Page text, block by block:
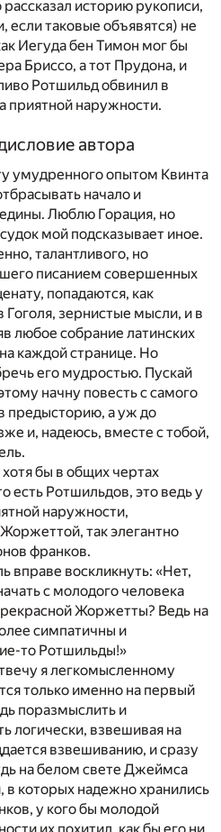
историю рукописи,
если таковые объявятся) не
Иегуда бен Тимон мог бы
Бриссо, а тот Прудона, и
Ротшильд обвинил в
приятной наружности.
автора
умудренного опытом Квинта
начало и
Люблю Горация, но
мой подсказывает иное.
талантливого, но
писанием совершенных
попадаются, как
Гоголя, зернистые мысли, и в
любое собрание латинских
каждой странице. Но
его мудростью. Пускай
начну повесть с самого
предысторию, а уж до
и, надеюсь, вместе с тобой,
бы в общих чертах
есть Ротшильдов, это ведь у
наружности,
так элегантно
франков.
вправе воскликнуть: «Нет,
с молодого человека
Жоржетты? Ведь на
симпатичны и
то Ротшильды!»
я легкомысленному
только именно на первый
поразмыслить и
логически, взвешивая на
взвешиванию, и сразу
на белом свете Джеймса
в которых надежно хранились
у кого бы молодой